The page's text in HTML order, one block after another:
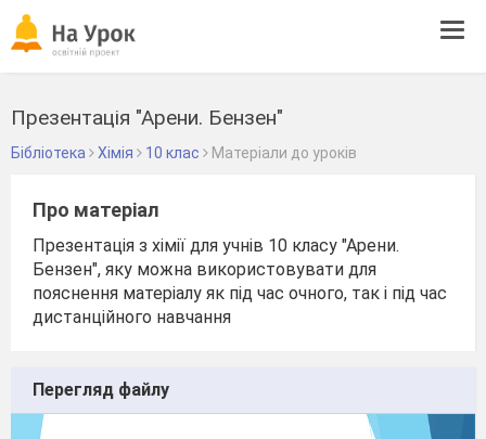
Презентація "Арени. Бензен"
Бібліотека Хімія 10 клас Матеріали до уроків
Про матеріал
Презентація з хімії для учнів 10 класу "Арени.
Бензен", яку можна використовувати для
пояснення матеріалу як під час очного, так і під час
дистанційного навчання
Перегляд файлу